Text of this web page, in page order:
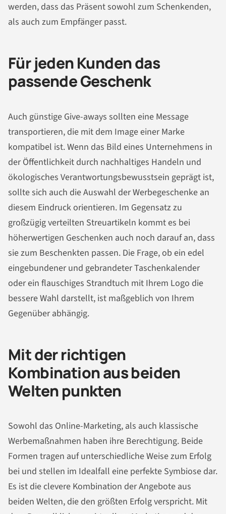
werden, dass das Präsent sowohl zum Schenkenden,
als auch zum Empfänger passt.
Für jeden Kunden das
passende Geschenk
Auch günstige Give-aways sollten eine Message
transportieren, die mit dem Image einer Marke
kompatibel ist. Wenn das Bild eines Unternehmens in
der Öffentlichkeit durch nachhaltiges Handeln und
ökologisches Verantwortungsbewusstsein geprägt ist,
sollte sich auch die Auswahl der Werbegeschenke an
diesem Eindruck orientieren. Im Gegensatz zu
großzügig verteilten Streuartikeln kommt es bei
höherwertigen Geschenken auch noch darauf an, dass
sie zum Beschenkten passen. Die Frage, ob ein edel
eingebundener und gebrandeter Taschenkalender
oder ein flauschiges Strandtuch mit Ihrem Logo die
bessere Wahl darstellt, ist maßgeblich von Ihrem
Gegenüber abhängig.
Mit der richtigen
Kombination aus beiden
Welten punkten
Sowohl das Online-Marketing, als auch klassische
Werbemaßnahmen haben ihre Berechtigung. Beide
Formen tragen auf unterschiedliche Weise zum Erfolg
bei und stellen im Idealfall eine perfekte Symbiose dar.
Es ist die clevere Kombination der Angebote aus
beiden Welten, die den größten Erfolg verspricht. Mit